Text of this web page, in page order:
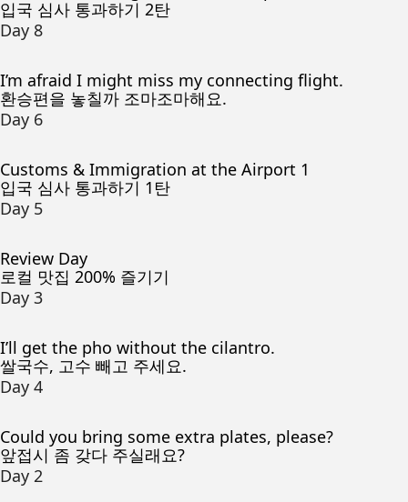
입국 심사 통과하기 2탄
Day 8
I’m afraid I might miss my connecting flight.
환승편을 놓칠까 조마조마해요.
Day 6
Customs & Immigration at the Airport 1
입국 심사 통과하기 1탄
Day 5
Review Day
로컬 맛집 200% 즐기기
Day 3
I’ll get the pho without the cilantro.
쌀국수, 고수 빼고 주세요.
Day 4
Could you bring some extra plates, please?
앞접시 좀 갖다 주실래요?
Day 2